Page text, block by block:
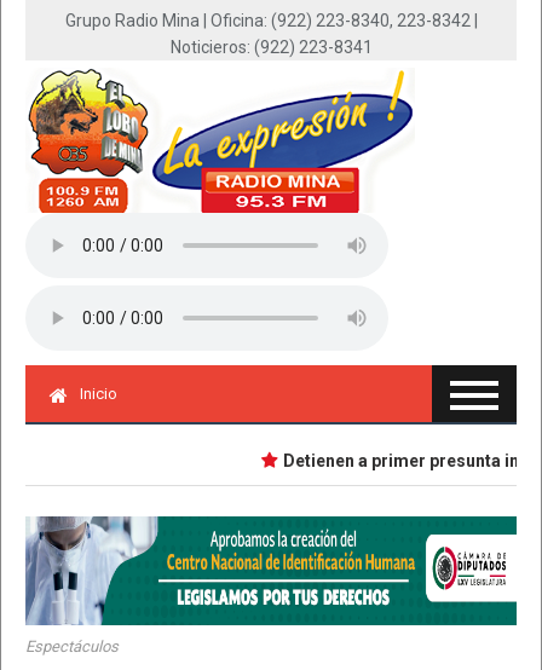
Grupo Radio Mina | Oficina: (922) 223-8340, 223-8342 |
Noticieros: (922) 223-8341
Inicio
Detienen a primer presunta
Espectáculos